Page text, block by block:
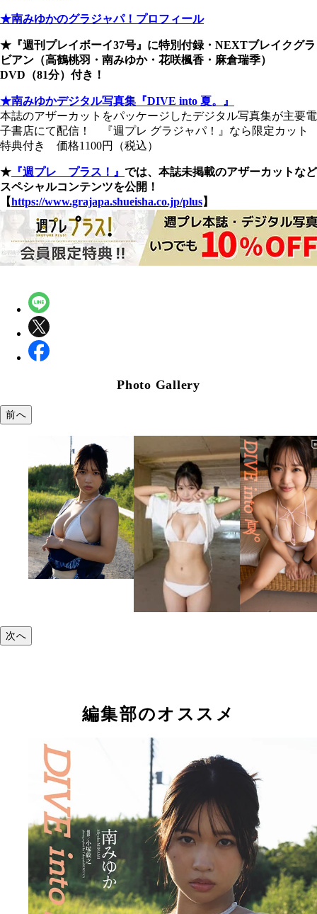
★南みゆかのグラジャパ！プロフィール
★『週刊プレイボーイ37号』に特別付録・NEXTブレイクグラ
ビアン（高鶴桃羽・南みゆか・花咲楓香・麻倉瑞季）
DVD（81分）付き！
★南みゆかデジタル写真集『DIVE into 夏。』
本誌のアザーカットをパッケージしたデジタル写真集が主要電
子書店にて配信！ 『週プレ グラジャパ！』なら限定カット
特典付き 価格1100円（税込）
★ 『週プレ プラス！』 では、本誌未掲載のアザーカットなど
スペシャルコンテンツを公開！
【https://www.grajapa.shueisha.co.jp/plus】
Photo Gallery
前へ
次へ
編集部のオススメ